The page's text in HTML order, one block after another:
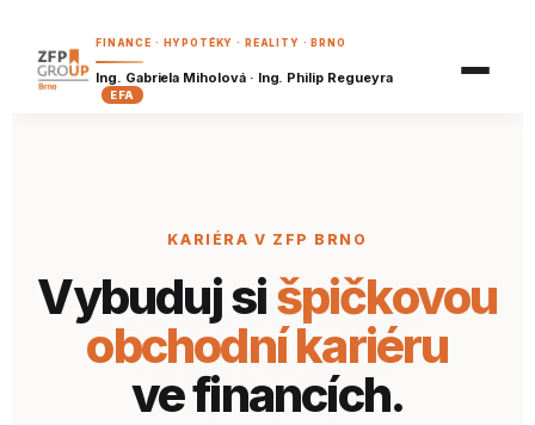
FINANCE · HYPOTÉKY · REALITY · BRNO
Ing. Gabriela Miholová · Ing. Philip Regueyra
EFA
Příklady z praxe
Reality
Hypoteční kalkulačka
Důchodová kalkulačka BRZY
Spoření a investice pro děti BRZY
Pojistná kalkulačka
Analýza výdajů BRZY
KARIÉRA V ZFP BRNO
Vybuduj sišpičkovou
obchodní kariéru
ve financích.